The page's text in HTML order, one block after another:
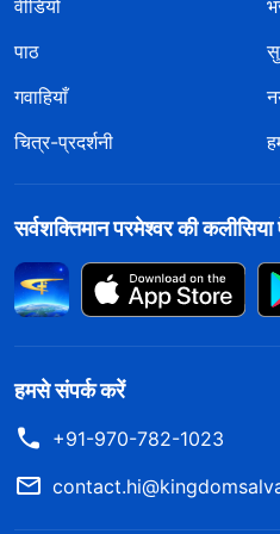
वीडियो
पाठ
गवाहियाँ
चित्र-प्रदर्शनी
सर्वशक्तिमान परमेश्वर की
हमसे संपर्क करें
+91-970-782-1023